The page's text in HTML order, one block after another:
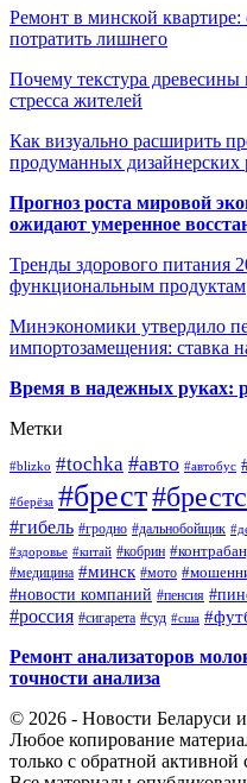
Ремонт в минской квартире:
потратить лишнего
Почему текстура древесины
стресса жителей
Как визуально расширить
продуманных дизайнерских
Прогноз роста мировой
ожидают умеренное
Тренды здорового питания
функциональным продуктам
Минэкономики утвердило
импортозамещения: ставка
Время в надежных руках:
Метки
#blizko #tochka #авто #автобус
#берёза #брест
#гибель #гродно #дальнобойщик
#здоровье #китай #кобрин
#медицина #минск #мото
#новости компаний #пенсия
#россия #сигарета #суд #сша
Ремонт анализаторов
точности анализа
© 2026 - Новости Беларуси
Любое копирование
только с обратной активной